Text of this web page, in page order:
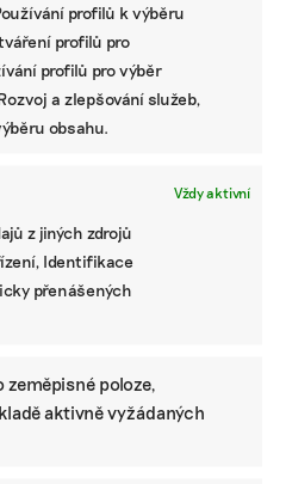
profilů k výběru
profilů pro
profilů pro výběr
a zlepšování služeb,
obsahu.
Vždy aktivní
z jiných zdrojů
Identifikace
přenášených
poloze,
aktivně vyžádaných
firmu do budoucna a zvyšovat
říká expertka